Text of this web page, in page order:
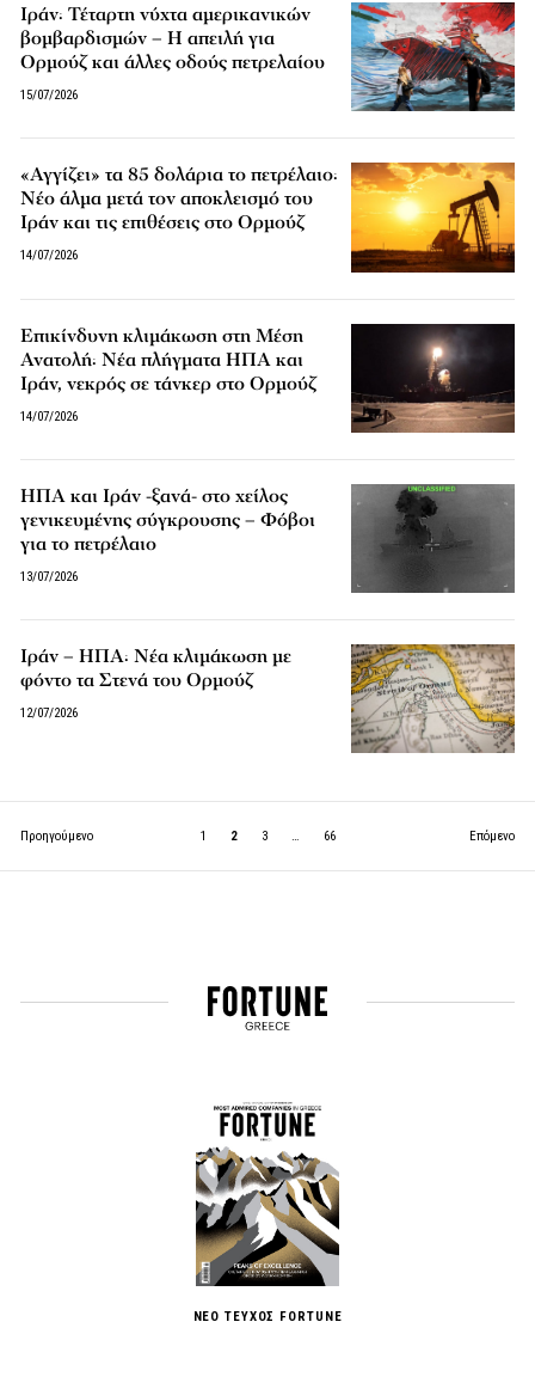
Ιράν: Τέταρτη νύχτα αμερικανικών
βομβαρδισμών – Η απειλή για
Ορμούζ και άλλες οδούς πετρελαίου
15/07/2026
«Αγγίζει» τα 85 δολάρια το πετρέλαιο:
Νέο άλμα μετά τον αποκλεισμό του
Ιράν και τις επιθέσεις στο Ορμούζ
14/07/2026
Επικίνδυνη κλιμάκωση στη Μέση
Ανατολή: Νέα πλήγματα ΗΠΑ και
Ιράν, νεκρός σε τάνκερ στο Ορμούζ
14/07/2026
ΗΠΑ και Ιράν -ξανά- στο χείλος
γενικευμένης σύγκρουσης – Φόβοι
για το πετρέλαιο
13/07/2026
Ιράν – ΗΠΑ: Νέα κλιμάκωση με
φόντο τα Στενά του Ορμούζ
12/07/2026
Προηγούμενο 1 2 3 … 66 Επόμενο
ΝΕΟ ΤΕΥΧΟΣ FORTUNE